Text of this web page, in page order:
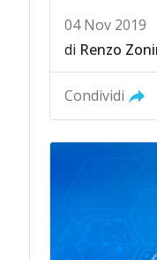
04 Nov 2019
di Renzo
Condividi